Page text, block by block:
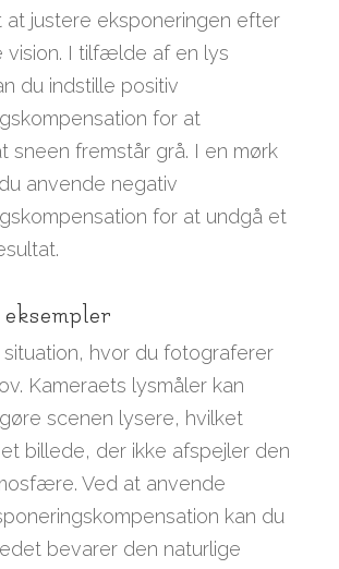
at justere eksponeringen efter
vision. I tilfælde af en lys
du indstille positiv
for at
sneen fremstår grå. I en mørk
anvende negativ
for at undgå et
hvor du fotograferer
Kameraets lysmåler kan
scenen lysere, hvilket
billede, der ikke afspejler den
Ved at anvende
kan du
bevarer den naturlige